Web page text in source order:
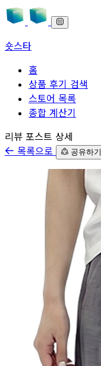
숏스타
홈
상품 후기 검색
스토어 목록
종합 계산기
본문으로 바로가기
리뷰 포스트 상세
목록으로
공유하기